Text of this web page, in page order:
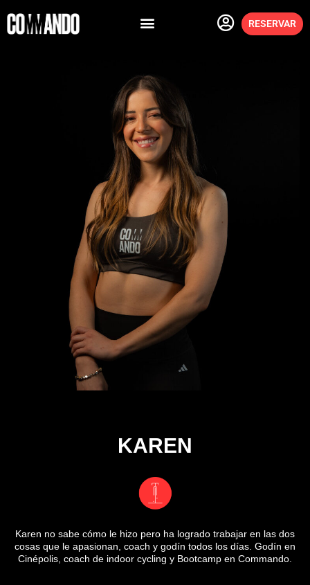
RESERVAR
KAREN
Karen no sabe cómo le hizo pero ha logrado trabajar en las dos
cosas que le apasionan, coach y godín todos los días. Godín en
Cinépolis, coach de indoor cycling y Bootcamp en Commando.